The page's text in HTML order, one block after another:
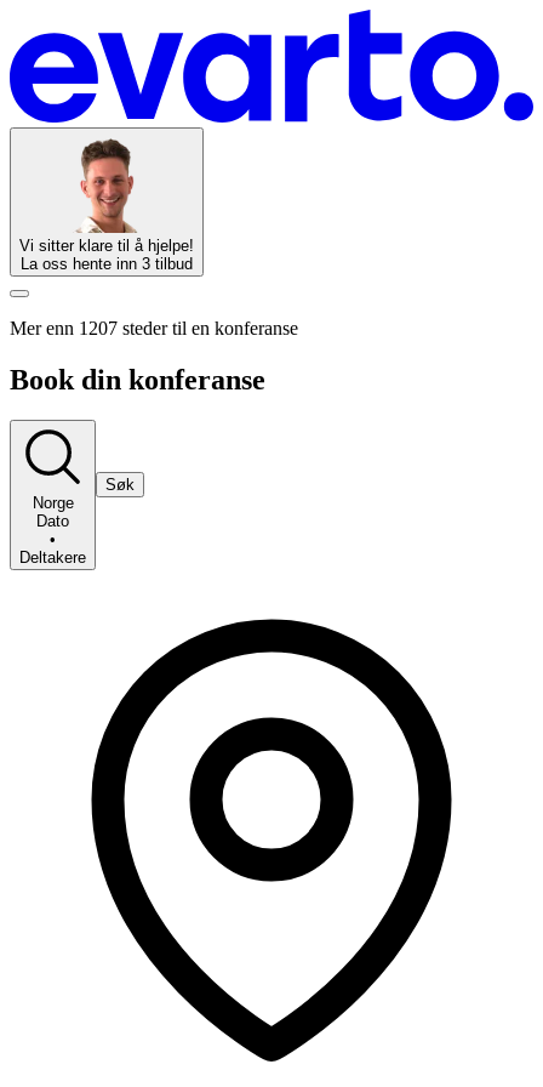
Vi sitter klare til å hjelpe!
La oss hente inn 3 tilbud
Mer enn 1207 steder til en konferanse
Book din konferanse
Norge
Dato
•
Deltakere
Søk